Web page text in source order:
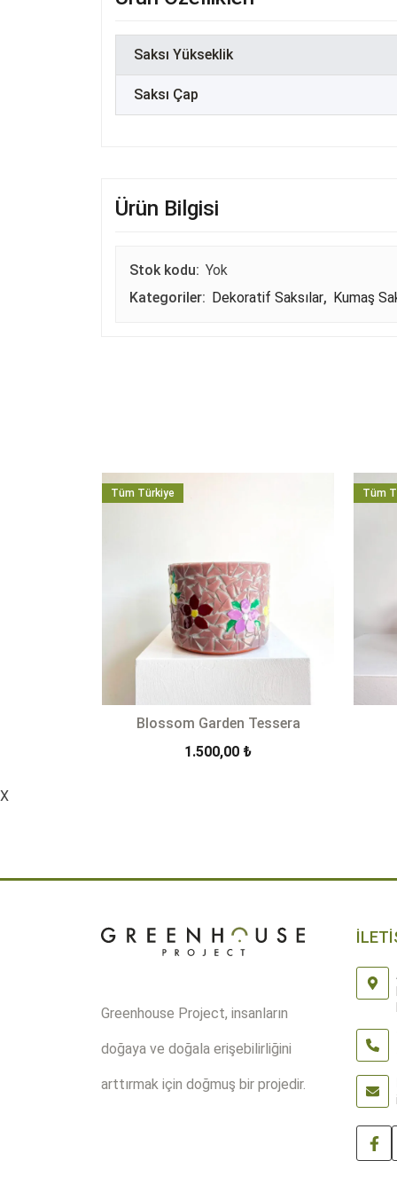
Saksı Yükseklik
Saksı Çap
Ürün Bilgisi
Stok kodu: Yok
Kategoriler: Dekoratif Saksılar, Kumaş
Tüm Türkiye
Blossom Garden Tessera
1.500,00 ₺
Tüm
X
Greenhouse Project, insanların
doğaya ve doğala erişebilirliğini
arttırmak için doğmuş bir projedir.